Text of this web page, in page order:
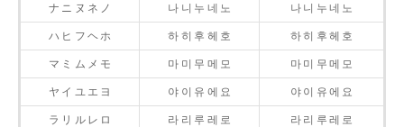
ナ ニ ヌ ネ ノ 나 니 누 네 노 나 니 누 네 노
ハ ヒ フ ヘ ホ 하 히 후 헤 호 하 히 후 헤 호
マ ミ ム メ モ 마 미 무 메 모 마 미 무 메 모
ヤ イ ユ エ ヨ 야 이 유 에 요 야 이 유 에 요
ラ リ ル レ ロ 라 리 루 레 로 라 리 루 레 로